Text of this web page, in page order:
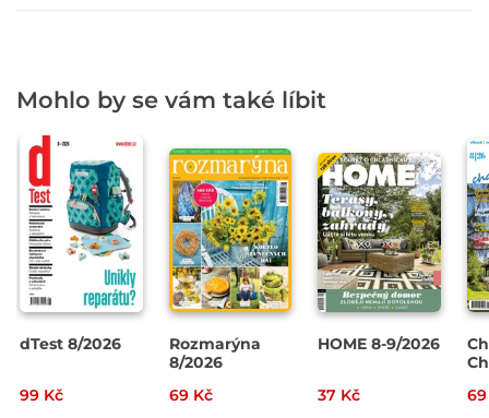
Mohlo by se vám také líbit
dTest 8/2026
99 Kč
Rozmarýna
8/2026
69 Kč
HOME 8-9/2026
37 Kč